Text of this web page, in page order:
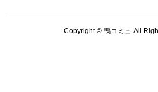
Copyright © 鴨コミュ All